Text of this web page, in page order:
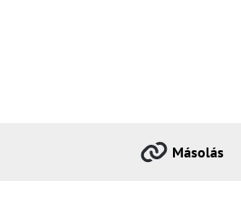
Másolás